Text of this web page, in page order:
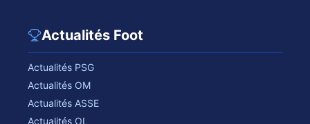
Actualités Foot
Actualités PSG
Actualités OM
Actualités ASSE
Actualités OL